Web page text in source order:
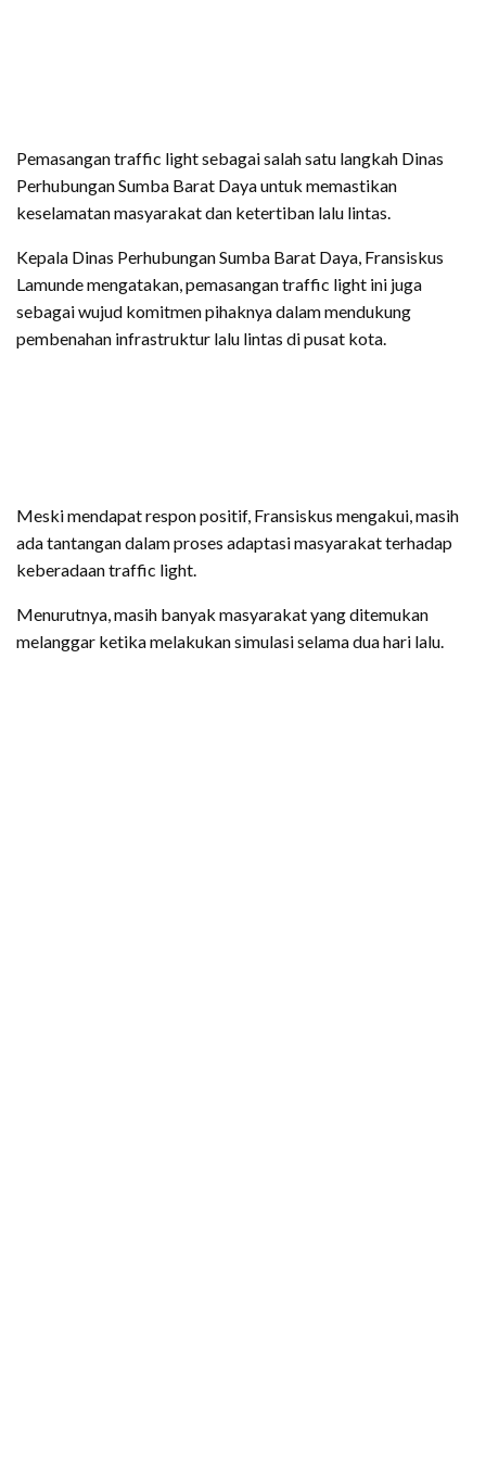
Pemasangan traffic light sebagai salah satu langkah Dinas
Perhubungan Sumba Barat Daya untuk memastikan
keselamatan masyarakat dan ketertiban lalu lintas.
Kepala Dinas Perhubungan Sumba Barat Daya, Fransiskus
Lamunde mengatakan, pemasangan traffic light ini juga
sebagai wujud komitmen pihaknya dalam mendukung
pembenahan infrastruktur lalu lintas di pusat kota.
Meski mendapat respon positif, Fransiskus mengakui, masih
ada tantangan dalam proses adaptasi masyarakat terhadap
keberadaan traffic light.
Menurutnya, masih banyak masyarakat yang ditemukan
melanggar ketika melakukan simulasi selama dua hari lalu.